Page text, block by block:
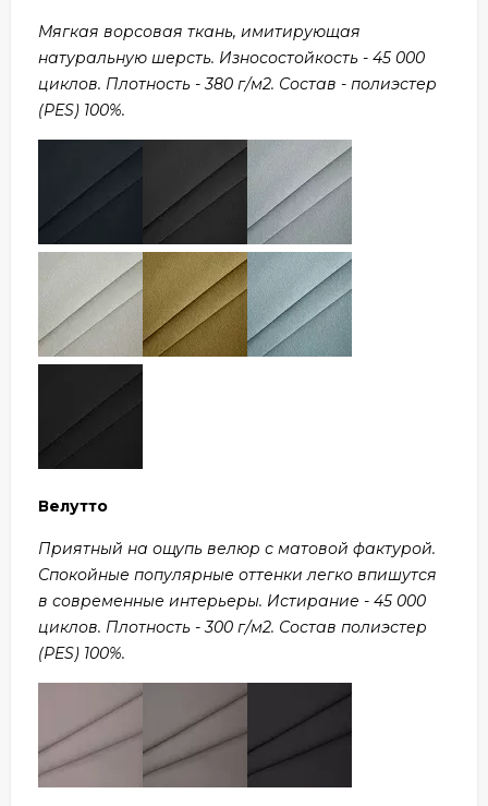
Мягкая ворсовая ткань, имитирующая
натуральную шерсть. Износостойкость - 45 000
циклов. Плотность - 380 г/м2. Состав - полиэстер
(PES) 100%.
Велутто
Приятный на ощупь велюр с матовой фактурой.
Спокойные популярные оттенки легко впишутся
в современные интерьеры. Истирание - 45 000
циклов. Плотность - 300 г/м2. Состав полиэстер
(PES) 100%.